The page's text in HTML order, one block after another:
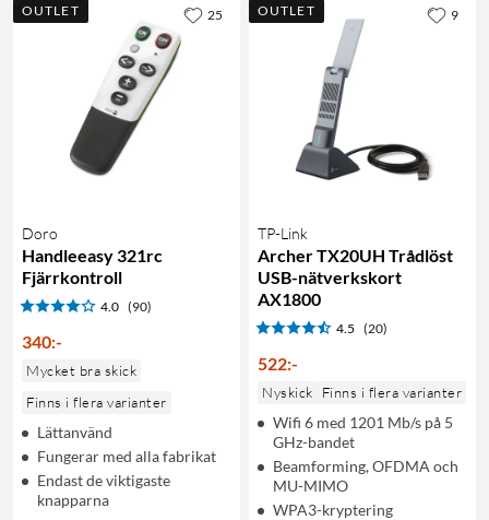
OUTLET
Doro
Handleeasy 321rc
Fjärrkontroll
4.0 (90)
340:-
Mycket bra skick
Finns i flera varianter
Lättanvänd
Fungerar med alla fabrikat
Endast de viktigaste
knapparna
25 OUTLET
TP-Link
Archer TX20UH Trådlöst
USB-nätverkskort
AX1800
4.5 (20)
522:-
Nyskick Finns i flera varianter
Wifi 6 med 1201 Mb/s på 5
GHz-bandet
Beamforming, OFDMA och
MU-MIMO
WPA3-kryptering
9